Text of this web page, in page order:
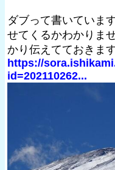
ダブって書いていま
せてくるかわかりま
かり伝えてておきます
https://
id=202110262...